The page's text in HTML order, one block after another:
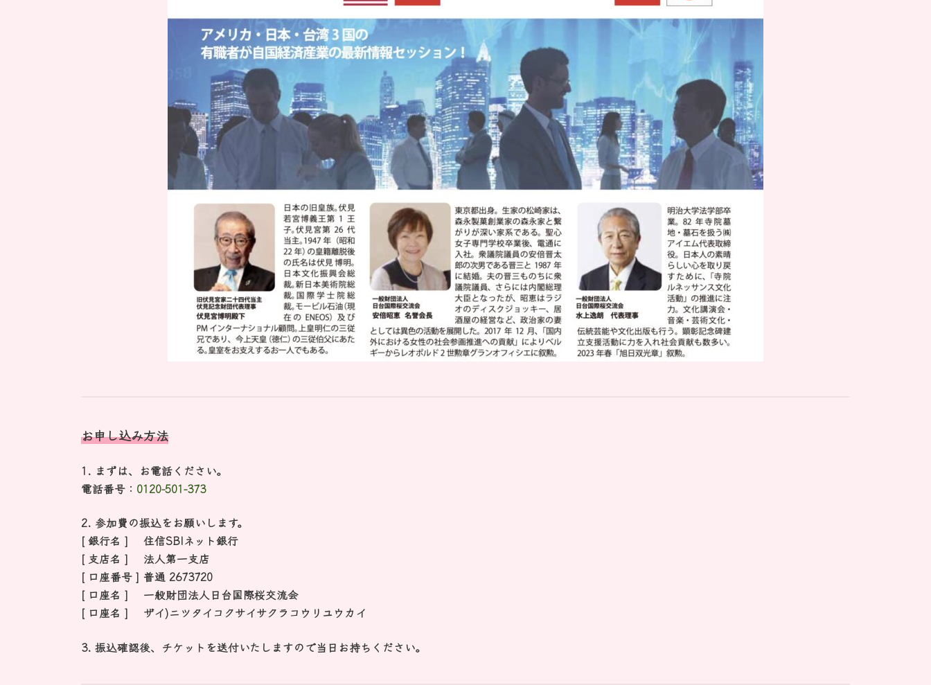
お申し込み方法
1. まずは、お電話ください。
電話番号： 0120-501-373
2. 参加費の振込をお願いします。
[ 銀行名 ] 住信SBIネット銀行
[ 支店名 ] 法人第一支店
[ 口座番号 ] 普通 2673720
[ 口座名 ] 一般財団法人日台国際桜交流会
[ 口座名 ] ザイ)ニツタイコクサイサクラコウリユウカイ
3. 振込確認後、チケットを送付いたしますので当日お持ちください。